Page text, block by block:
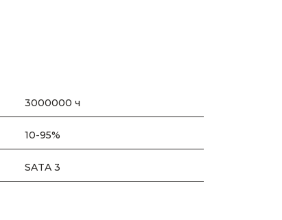
3000000 ч
10-95%
SATA 3